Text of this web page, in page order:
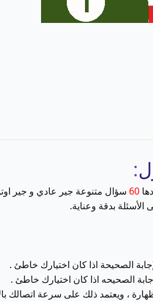
:
60 سؤال متنوعة جير عادي و جير
بدقة وعناية.
الصحيحة اذا كان اختيارك خاطئ .
الصحيحه اذا كان اختيارك خاطئ .
، ويعتمد ذلك على سرعة اتصالك